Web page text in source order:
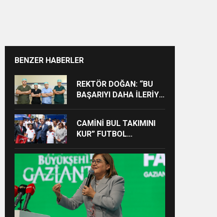
BENZER HABERLER
REKTÖR DOĞAN: “BU
BAŞARIYI DAHA İLERİYE
CAMİNİ BUL TAKIMINI
KUR” FUTBOL
TÜM ÖĞRENCİLERE
BİSİKLET HEDİYE EDİLDİ